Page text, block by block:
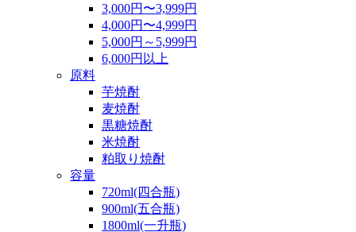
3,000円〜3,999円
4,000円〜4,999円
5,000円～5,999円
6,000円以上
原料
芋焼酎
麦焼酎
黒糖焼酎
米焼酎
粕取り焼酎
容量
720ml(四合瓶)
900ml(五合瓶)
1800ml(一升瓶)